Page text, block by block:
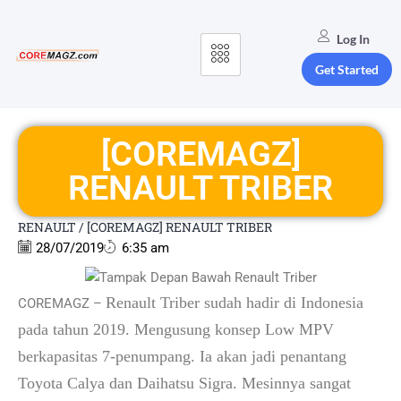
Log In
Get Started
[COREMAGZ]
RENAULT TRIBER
RENAULT / [COREMAGZ] RENAULT TRIBER
28/07/2019 6:35 am
COREMAGZ – Renault Triber sudah hadir di Indonesia
pada tahun 2019. Mengusung konsep Low MPV
berkapasitas 7-penumpang. Ia akan jadi penantang
Toyota Calya dan Daihatsu Sigra. Mesinnya sangat